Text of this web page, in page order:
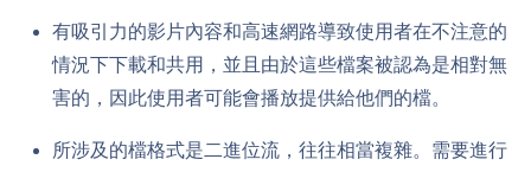
有吸引力的影片內容和高速網路導致使用者在不注意的
情況下下載和共用，並且由於這些檔案被認為是相對無
害的，因此使用者可能會播放提供給他們的檔。
所涉及的檔格式是二進位流，往往相當複雜。需要進行